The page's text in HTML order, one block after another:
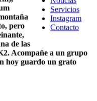
Servicios
Instagram
Contacto
pero
de las
Acompañe a un grupo
hoy guardo un grato